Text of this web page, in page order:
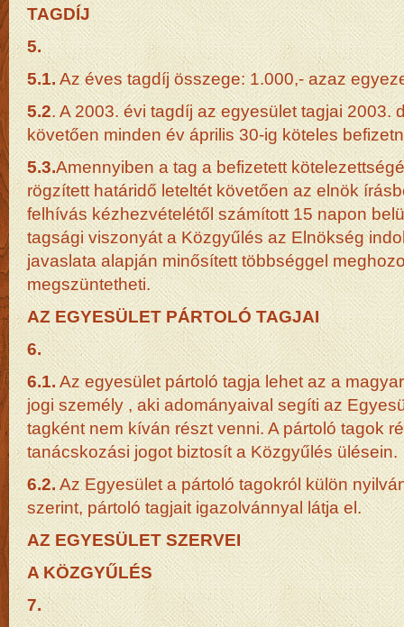
TAGDÍJ
5.
5.1. Az éves tagdíj összege: 1.000,- azaz
5.2. A 2003. évi tagdíj az egyesület tagjai 2003.
követően minden év április 30-ig köteles
5.3.Amennyiben a tag a befizetett
rögzített határidő leteltét követően az elnök
felhívás kézhezvételétől számított 15 napon
tagsági viszonyát a Közgyűlés az Elnökség
javaslata alapján minősített többséggel
megszüntetheti.
AZ EGYESÜLET PÁRTOLÓ TAGJAI
6.
6.1. Az egyesület pártoló tagja lehet az a
jogi személy , aki adományaival segíti az
tagként nem kíván részt venni. A pártoló tagok
tanácskozási jogot biztosít a Közgyűlés ülésein.
6.2. Az Egyesület a pártoló tagokról külön
szerint, pártoló tagjait igazolvánnyal látja el.
AZ EGYESÜLET SZERVEI
A KÖZGYŰLÉS
7.